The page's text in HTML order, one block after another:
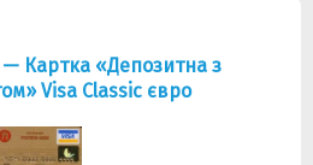
Картка «Депозитна з
Visa Classic євро